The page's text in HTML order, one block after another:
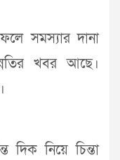
সমস্যার দানা
খবর আছে।
দিক নিয়ে চিন্তা